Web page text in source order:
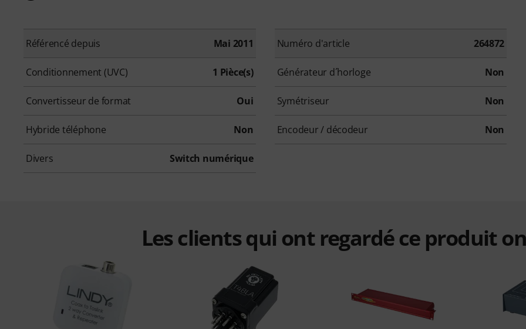
Référencé depuis Mai 2011 Numéro d'article 264872
Conditionnement (UVC) 1 Pièce(s) Générateur d´horloge Non
Convertisseur de format Oui Symétriseur Non
Hybride téléphone Non Encodeur / décodeur Non
Divers Switch numérique
Les clients qui ont regardé ce produit